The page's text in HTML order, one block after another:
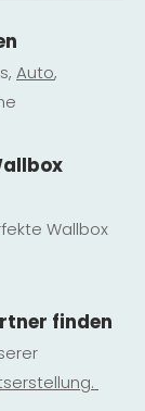
Auto,
Wallbox
finden
g.